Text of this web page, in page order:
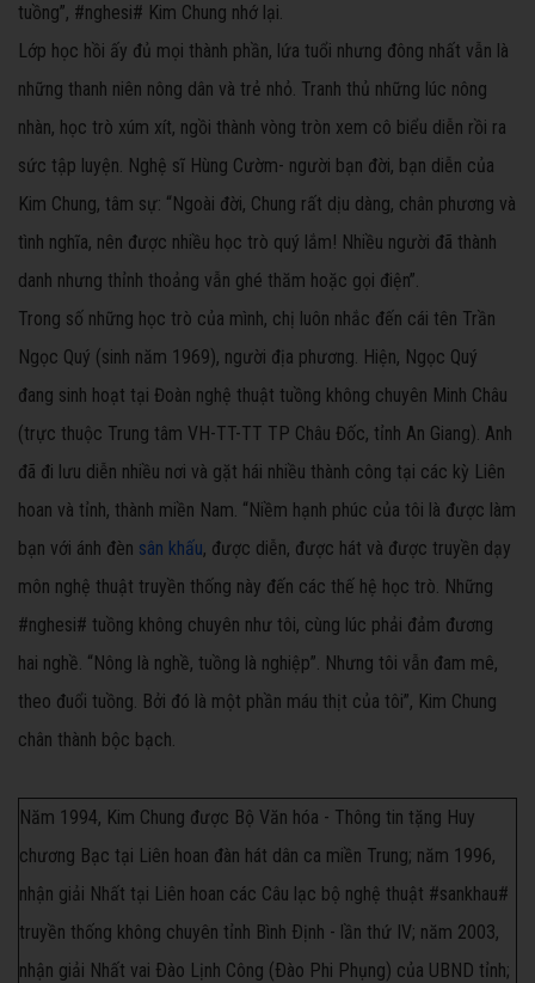
tuồng”, #nghesi# Kim Chung nhớ lại.
Lớp học hồi ấy đủ mọi thành phần, lứa tuổi nhưng đông nhất vẫn là
những thanh niên nông dân và trẻ nhỏ. Tranh thủ những lúc nông
nhàn, học trò xúm xít, ngồi thành vòng tròn xem cô biểu diễn rồi ra
sức tập luyện. Nghệ sĩ Hùng Cườm- người bạn đời, bạn diễn của
Kim Chung, tâm sự: “Ngoài đời, Chung rất dịu dàng, chân phương và
tình nghĩa, nên được nhiều học trò quý lắm! Nhiều người đã thành
danh nhưng thỉnh thoảng vẫn ghé thăm hoặc gọi điện”.
Trong số những học trò của mình, chị luôn nhắc đến cái tên Trần
Ngọc Quý (sinh năm 1969), người địa phương. Hiện, Ngọc Quý
đang sinh hoạt tại Đoàn nghệ thuật tuồng không chuyên Minh Châu
(trực thuộc Trung tâm VH-TT-TT TP Châu Đốc, tỉnh An Giang). Anh
đã đi lưu diễn nhiều nơi và gặt hái nhiều thành công tại các kỳ Liên
hoan và tỉnh, thành miền Nam. “Niềm hạnh phúc của tôi là được làm
bạn với ánh đèn sân khấu, được diễn, được hát và được truyền dạy
môn nghệ thuật truyền thống này đến các thế hệ học trò. Những
#nghesi# tuồng không chuyên như tôi, cùng lúc phải đảm đương
hai nghề. “Nông là nghề, tuồng là nghiệp”. Nhưng tôi vẫn đam mê,
theo đuổi tuồng. Bởi đó là một phần máu thịt của tôi”, Kim Chung
chân thành bộc bạch.
Năm 1994, Kim Chung được Bộ Văn hóa - Thông tin tặng Huy
chương Bạc tại Liên hoan đàn hát dân ca miền Trung; năm 1996,
nhận giải Nhất tại Liên hoan các Câu lạc bộ nghệ thuật #sankhau#
truyền thống không chuyên tỉnh Bình Ðịnh - lần thứ IV; năm 2003,
nhận giải Nhất vai Ðào Lịnh Công (Ðào Phi Phụng) của UBND tỉnh;